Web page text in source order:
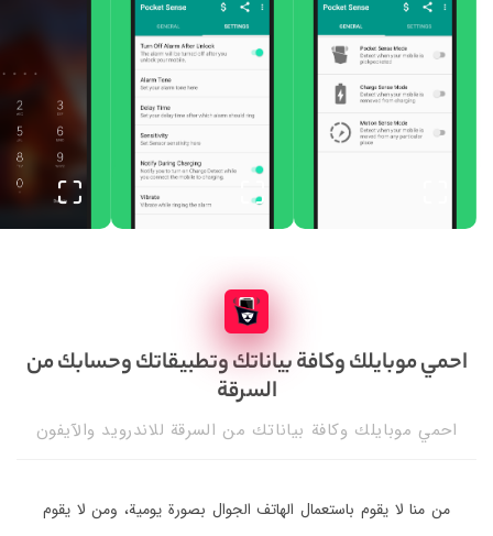
احمي موبايلك وكافة بياناتك وتطبيقاتك وحسابك من
السرقة
احمي موبايلك وكافة بياناتك من السرقة للاندرويد والآيفون
من منا لا يقوم باستعمال الهاتف الجوال بصورة يومية، ومن لا يقوم